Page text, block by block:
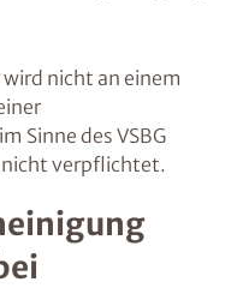
nicht an einem
Sinne des VSBG
verpflichtet.